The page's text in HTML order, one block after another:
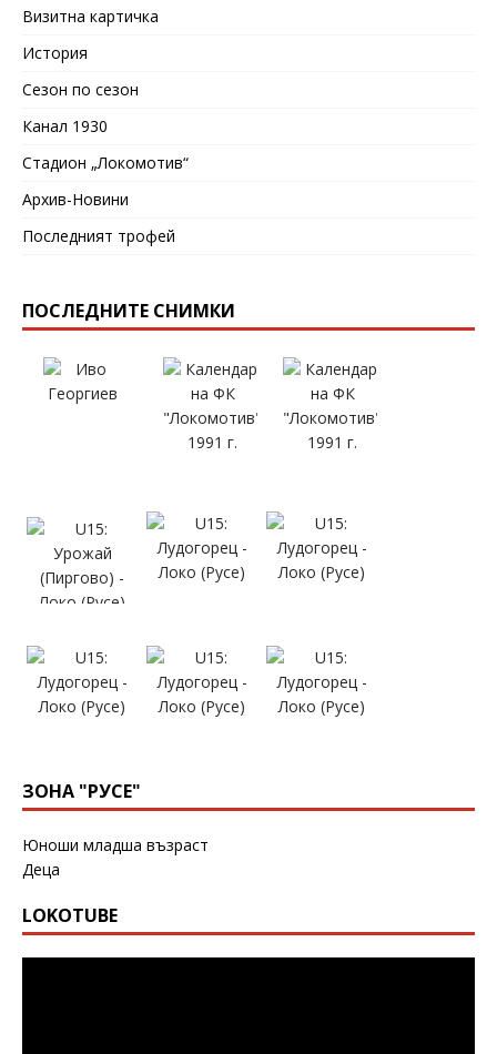
Визитна картичка
История
Сезон по сезон
Канал 1930
Стадион „Локомотив“
Архив-Новини
Последният трофей
ПОСЛЕДНИТЕ СНИМКИ
ЗОНА "РУСЕ"
Юноши младша възраст
Деца
LOKOTUBE